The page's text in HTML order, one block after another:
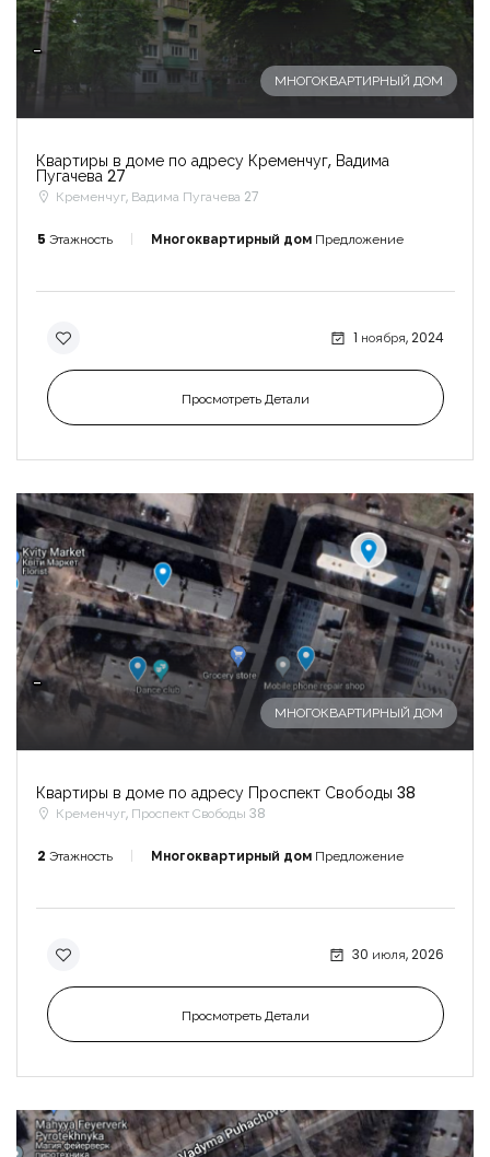
-
МНОГОКВАРТИРНЫЙ ДОМ
Квартиры в доме по адресу Кременчуг, Вадима
Пугачева 27
Кременчуг, Вадима Пугачева 27
5 Этажность Многоквартирный дом Предложение
1 ноября, 2024
Просмотреть Детали
-
МНОГОКВАРТИРНЫЙ ДОМ
Квартиры в доме по адресу Проспект Свободы 38
Кременчуг, Проспект Свободы 38
2 Этажность Многоквартирный дом Предложение
30 июля, 2026
Просмотреть Детали